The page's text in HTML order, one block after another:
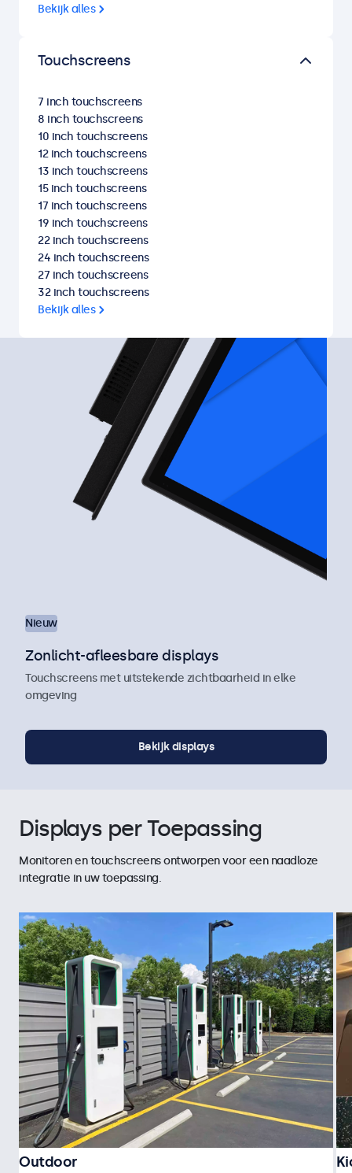
Bekijk alles
Touchscreens
7 inch touchscreens
8 inch touchscreens
10 inch touchscreens
12 inch touchscreens
13 inch touchscreens
15 inch touchscreens
17 inch touchscreens
19 inch touchscreens
22 inch touchscreens
24 inch touchscreens
27 inch touchscreens
32 inch touchscreens
Bekijk alles
Nieuw
Zonlicht-afleesbare displays
Touchscreens met uitstekende zichtbaarheid in elke
omgeving
Bekijk displays
Displays per Toepassing
Monitoren en touchscreens ontworpen voor een naadloze
integratie in uw toepassing.
Outdoor